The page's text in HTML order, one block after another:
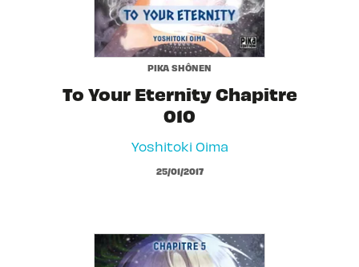
PIKA SHÔNEN
To Your Eternity Chapitre
010
Yoshitoki Oima
25/01/2017